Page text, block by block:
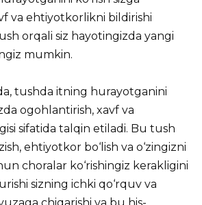
va ehtiyotkorlikni bildirishi
orqali siz hayotingizda yangi
mumkin.
tushda itning hurayotganini
ogohlantirish, xavf va
sifatida talqin etiladi. Bu tush
ehtiyotkor bo‘lish va o‘zingizni
choralar ko‘rishingiz kerakligini
sizning ichki qo‘rquv va